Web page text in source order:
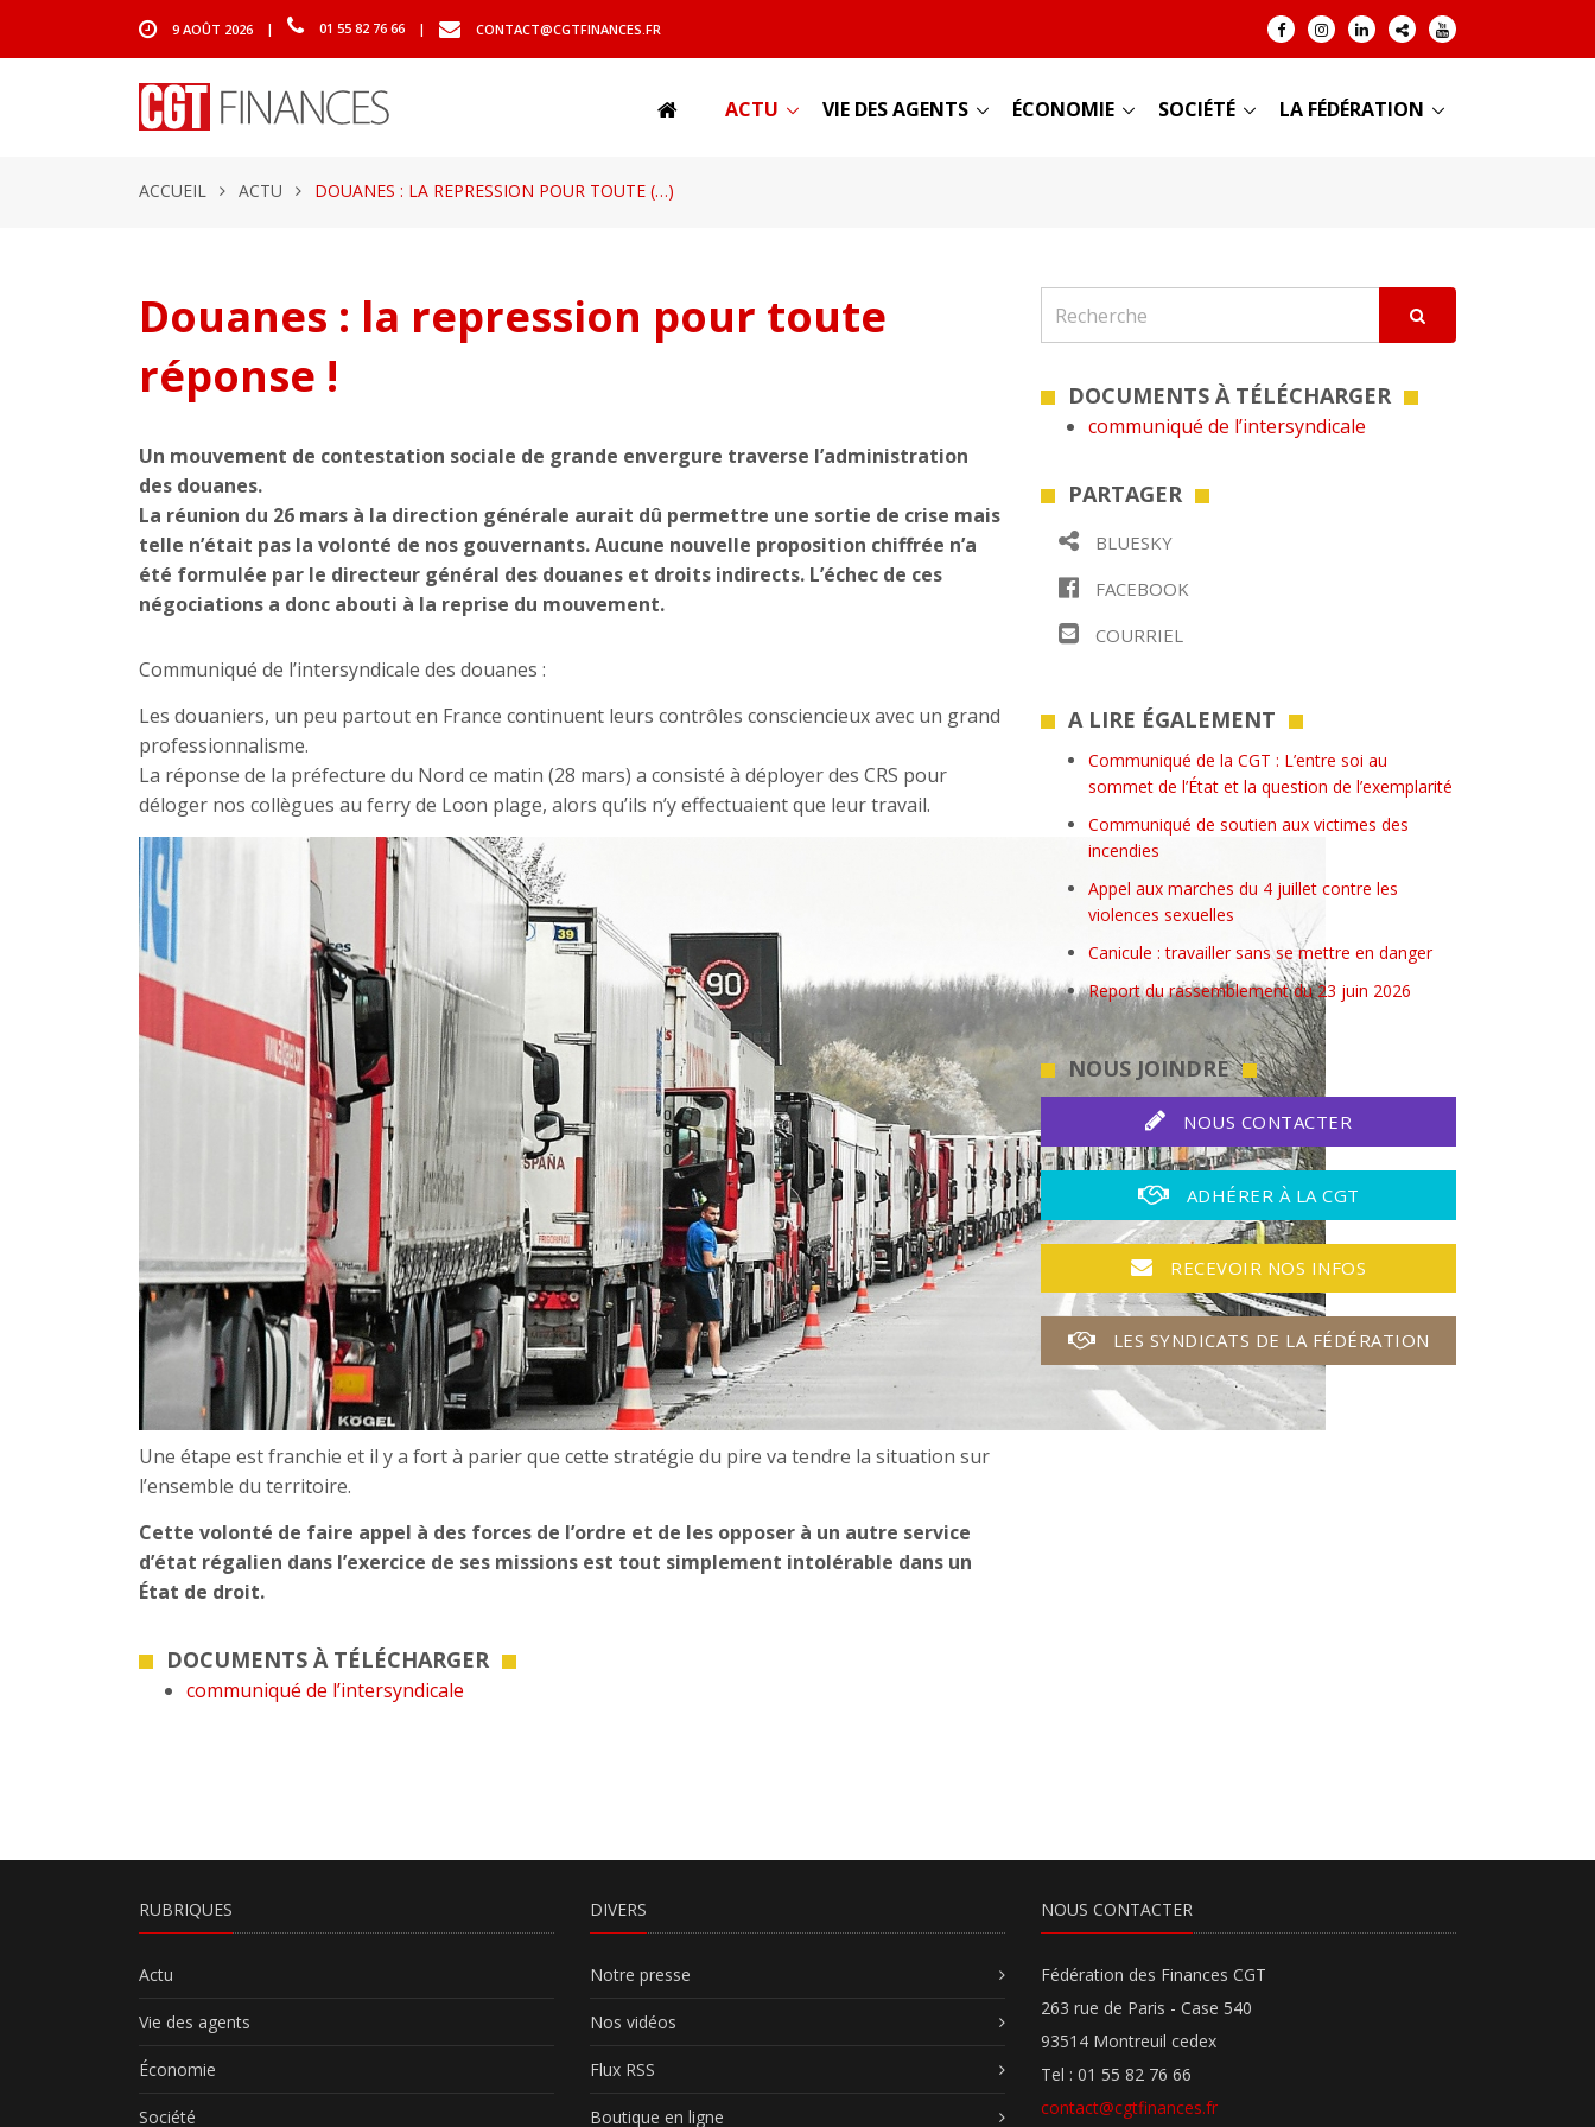
9 AOÛT 2026 | 01 55 82 76 66 | CONTACT@CGTFINANCES.FR
ACTU VIE DES AGENTS ÉCONOMIE SOCIÉTÉ LA FÉDÉRATION
ACCUEIL ACTU DOUANES : LA REPRESSION POUR TOUTE (…)
Douanes : la repression pour toute
réponse !
Un mouvement de contestation sociale de grande envergure traverse l’administration
des douanes.
La réunion du 26 mars à la direction générale aurait dû permettre une sortie de crise mais
telle n’était pas la volonté de nos gouvernants. Aucune nouvelle proposition chiffrée n’a
été formulée par le directeur général des douanes et droits indirects. L’échec de ces
négociations a donc abouti à la reprise du mouvement.
Communiqué de l’intersyndicale des douanes :
Les douaniers, un peu partout en France continuent leurs contrôles consciencieux avec un grand
professionnalisme.
La réponse de la préfecture du Nord ce matin (28 mars) a consisté à déployer des CRS pour
déloger nos collègues au ferry de Loon plage, alors qu’ils n’y effectuaient que leur travail.
Une étape est franchie et il y a fort à parier que cette stratégie du pire va tendre la situation sur
l’ensemble du territoire.
Cette volonté de faire appel à des forces de l’ordre et de les opposer à un autre service
d’état régalien dans l’exercice de ses missions est tout simplement intolérable dans un
État de droit.
DOCUMENTS À TÉLÉCHARGER
communiqué de l’intersyndicale
DOCUMENTS À TÉLÉCHARGER
communiqué de l’intersyndicale
PARTAGER
BLUESKY
FACEBOOK
COURRIEL
A LIRE ÉGALEMENT
Communiqué de la CGT : L’entre soi au
sommet de l’État et la question de l’exemplarité
Communiqué de soutien aux victimes des
incendies
Appel aux marches du 4 juillet contre les
violences sexuelles
Canicule : travailler sans se mettre en danger
Report du rassemblement du 23 juin 2026
NOUS JOINDRE
NOUS CONTACTER
ADHÉRER À LA CGT
RECEVOIR NOS INFOS
LES SYNDICATS DE LA FÉDÉRATION
RUBRIQUES
Actu
Vie des agents
Économie
Société
DIVERS
Notre presse
Nos vidéos
Flux RSS
Boutique en ligne
NOUS CONTACTER
Fédération des Finances CGT
263 rue de Paris - Case 540
93514 Montreuil cedex
Tel : 01 55 82 76 66
contact@cgtfinances.fr